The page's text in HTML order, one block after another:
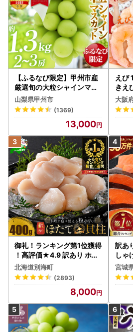
【ふるなび限定】甲州市産
厳選旬の大粒シャインマス
カット 約1.3kg 2～3房【2
026年発送】（MG）B12-
472 FN-Limited-VO シャ
インマスカット フルーツ
山梨県甲州市
(1369)
13,000
えび
きえ
大阪
御礼！ランキング第1位獲得
！高評価★4.9 訳あり ホタ
テ 400g（ほたて 帆立 貝柱
冷凍 ）
北海道別海町
(2893)
8,000
訳あ
しゃ
宮城